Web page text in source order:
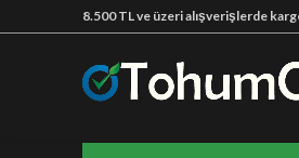
8.500 TL ve üzeri alışverişlerde